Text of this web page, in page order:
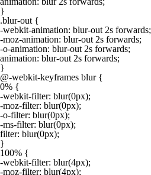
}
.blur-out {
-webkit-animation: blur-out 2s forwards;
-moz-animation: blur-out 2s forwards;
-o-animation: blur-out 2s forwards;
animation: blur-out 2s forwards;
}
@-webkit-keyframes blur {
0% {
-webkit-filter: blur(0px);
-moz-filter: blur(0px);
-o-filter: blur(0px);
-ms-filter: blur(0px);
filter: blur(0px);
}
100% {
-webkit-filter: blur(4px);
-moz-filter: blur(4px);